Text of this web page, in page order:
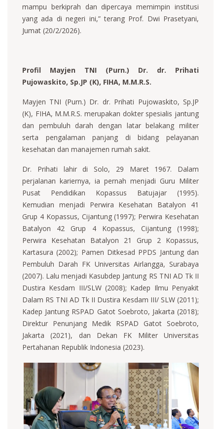
mampu berkiprah dan dipercaya memimpin institusi
yang ada di negeri ini,” terang Prof. Dwi Prasetyani,
Jumat (20/2/2026).
Profil Mayjen TNI (Purn.) Dr. dr. Prihati
Pujowaskito, Sp.JP (K), FIHA, M.M.R.S.
Mayjen TNI (Purn.) Dr. dr. Prihati Pujowaskito, Sp.JP
(K), FIHA, M.M.R.S. merupakan dokter spesialis jantung
dan pembuluh darah dengan latar belakang militer
serta pengalaman panjang di bidang pelayanan
kesehatan dan manajemen rumah sakit.
Dr. Prihati lahir di Solo, 29 Maret 1967. Dalam
perjalanan kariernya, ia pernah menjadi Guru Militer
Pusat Pendidikan Kopassus Batujajar (1995).
Kemudian menjadi Perwira Kesehatan Batalyon 41
Grup 4 Kopassus, Cijantung (1997); Perwira Kesehatan
Batalyon 42 Grup 4 Kopassus, Cijantung (1998);
Perwira Kesehatan Batalyon 21 Grup 2 Kopassus,
Kartasura (2002); Pamen Ditkesad PPDS Jantung dan
Pembuluh Darah FK Universitas Airlangga, Surabaya
(2007). Lalu menjadi Kasubdep Jantung RS TNI AD Tk II
Dustira Kesdam III/SLW (2008); Kadep Ilmu Penyakit
Dalam RS TNI AD Tk II Dustira Kesdam III/ SLW (2011);
Kadep Jantung RSPAD Gatot Soebroto, Jakarta (2018);
Direktur Penunjang Medik RSPAD Gatot Soebroto,
Jakarta (2021), dan Dekan FK Militer Universitas
Pertahanan Republik Indonesia (2023).